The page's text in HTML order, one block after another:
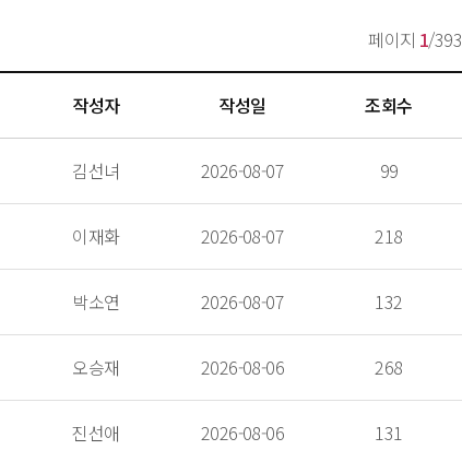
페이지 1/393
작성자 작성일 조회수
김선녀 2026-08-07 99
이재화 2026-08-07 218
박소연 2026-08-07 132
오승재 2026-08-06 268
진선애 2026-08-06 131